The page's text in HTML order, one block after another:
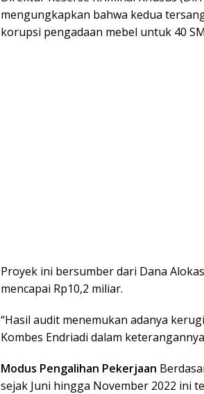
mengungkapkan bahwa kedua
korupsi pengadaan mebel untuk 40
Proyek ini bersumber dari Dana
mencapai Rp10,2 miliar.
“Hasil audit menemukan adanya
Kombes Endriadi dalam
Modus Pengalihan Pekerjaan
sejak Juni hingga November 2022 ini